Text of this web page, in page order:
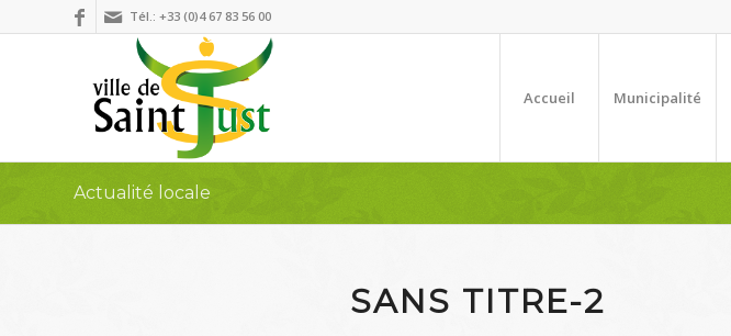
Tél.: +33 (0)4 67 83 56 00
Accueil Municipalité
Actualité locale
SANS TITRE-2